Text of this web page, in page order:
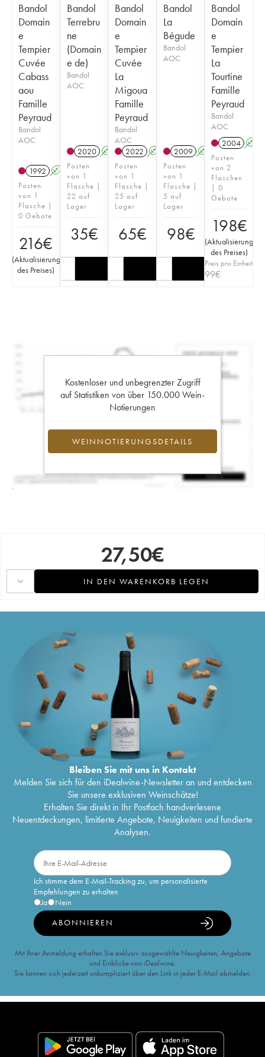
Bandol
Domain
e
Tempier
Cuvée
Cabass
aou
Famille
Peyraud
Bandol
AOC
1992 A
Posten
von 1
Flasche |
0 Gebote
216€
(Aktualisierung
des Preises)
Bandol
Terrebru
ne
(Domain
e de)
Bandol
AOC
2020 A
Posten
von 1
Flasche |
22 auf
Lager
35€
Bandol
Domain
e
Tempier
Cuvée
La
Migoua
Famille
Peyraud
Bandol
AOC
2022 A
Posten
von 1
Flasche |
25 auf
Lager
65€
Bandol
La
Bégude
Bandol
AOC
2009 A
Posten
von 1
Flasche |
5 auf
Lager
98€
Bandol
Domain
e
Tempier
La
Tourtine
Famille
Peyraud
Bandol
AOC
2004 A
Posten
von 2
Flaschen
| 0
Gebote
198€
(Aktualisierung
des Preises)
Preis pro Einheit
99€
Kostenloser und unbegrenzter Zugriff
auf Statistiken von über 150.000 Wein-
Notierungen
WEINNOTIERUNGSDETAILS
27,50€
IN DEN WARENKORB LEGEN
Bleiben Sie mit uns in Kontakt
Melden Sie sich für den iDealwine-Newsletter an und entdecken
Sie unsere exklusiven Weinschätze!
Erhalten Sie direkt in Ihr Postfach handverlesene
Neuentdeckungen, limitierte Angebote, Neuigkeiten und fundierte
Analysen.
Ich stimme dem E-Mail-Tracking zu, um personalisierte
Empfehlungen zu erhalten
Ja
Nein
ABONNIEREN
Mit Ihrer Anmeldung erhalten Sie exklusiv ausgewählte Neuigkeiten, Angebote
und Einblicke von iDealwine.
Sie können sich jederzeit unkompliziert über den Link in jeder E-Mail abmelden.